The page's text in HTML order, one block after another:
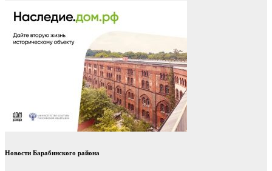
Новости Барабинского района